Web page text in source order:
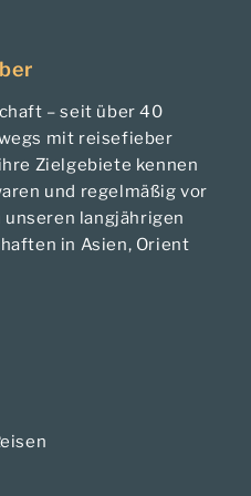
– seit über 40
mit reisefieber
Zielgebiete kennen
und regelmäßig vor
langjährigen
in Asien, Orient